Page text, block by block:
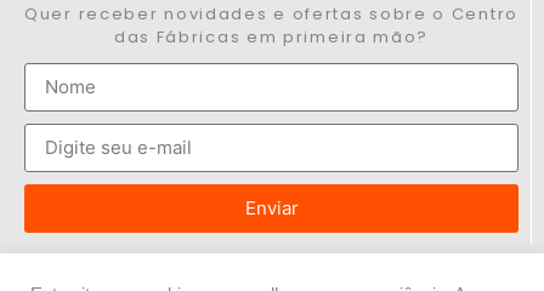
Quer receber novidades e ofertas sobre o Centro
das Fábricas em primeira mão?
Enviar